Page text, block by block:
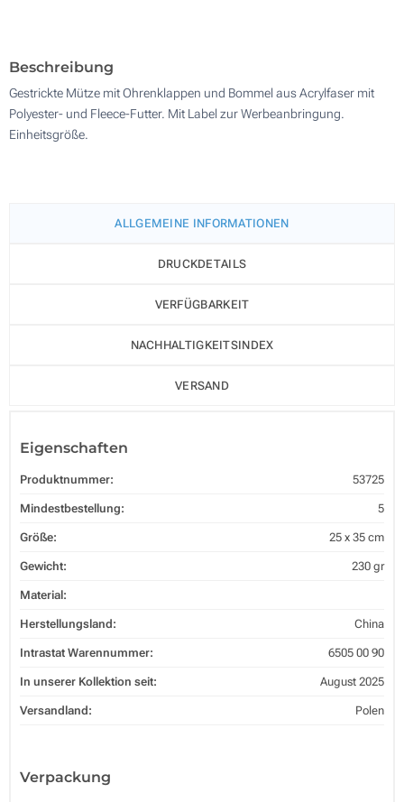
Beschreibung
Gestrickte Mütze mit Ohrenklappen und Bommel aus Acrylfaser mit
Polyester- und Fleece-Futter. Mit Label zur Werbeanbringung.
Einheitsgröße.
ALLGEMEINE INFORMATIONEN
DRUCKDETAILS
VERFÜGBARKEIT
NACHHALTIGKEITSINDEX
VERSAND
Eigenschaften
Produktnummer: 53725
Mindestbestellung: 5
Größe: 25 x 35 cm
Gewicht: 230 gr
Material:
Herstellungsland: China
Intrastat Warennummer: 6505 00 90
In unserer Kollektion seit: August 2025
Versandland: Polen
Verpackung